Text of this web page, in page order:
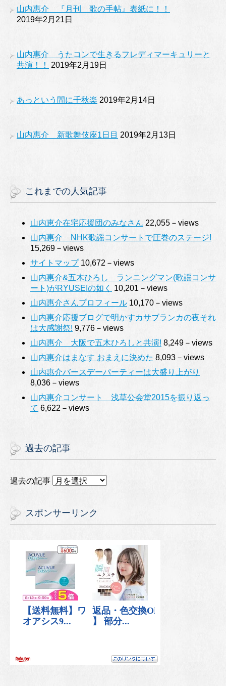
山内惠介 『月刊 歌の手帖』表紙に！！
2019年2月21日
山内惠介 うたコンで生きるフレディマーキュリーと
共演！！
2019年2月19日
あっという間に千秋楽 2019年2月14日
山内惠介 新歌舞伎座1日目 2019年2月13日
これまでの人気記事
山内恵介在宅応援団のみなさん 22,055－views
山内惠介 NHK歌謡コンサートで圧巻のステージ!
15,269－views
サイトマップ10,672－views
山内惠介&五木ひろし ランニングマン(歌謡コンサ
ート)がRYUSEIの如く
10,201－views
山内惠介さんプロフィール 10,170－views
山内惠介応援ブログで明かすカサブランカの夜それ
は大感謝祭! 9,776－views
山内惠介 大阪で五木ひろしと共演! 8,249－views
山内惠介はまなす おまえに決めた 8,093－views
山内惠介バースデーパーティーは大盛り上がり
8,036－views
山内惠介コンサート 浅草公会堂2015を振り返っ
て 6,622－views
過去の記事
過去の記事
スポンサーリンク